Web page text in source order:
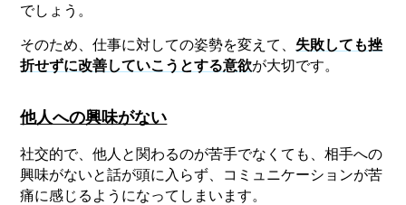
でしょう。
そのため、仕事に対しての姿勢を変えて、 失敗しても挫
折せずに改善していこうとする意欲が大切です。
他人への興味がない
社交的で、他人と関わるのが苦手でなくても、相手への
興味がないと話が頭に入らず、コミュニケーションが苦
痛に感じるようになってしまいます。